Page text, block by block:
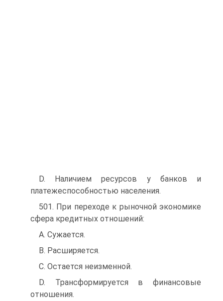
D. Наличием ресурсов у банков и
платежеспособностью населения.
501. При переходе к рыночной экономике
сфера кредитных отношений:
A. Сужается.
B. Расширяется.
C. Остается неизменной.
D. Трансформируется в финансовые
отношения.